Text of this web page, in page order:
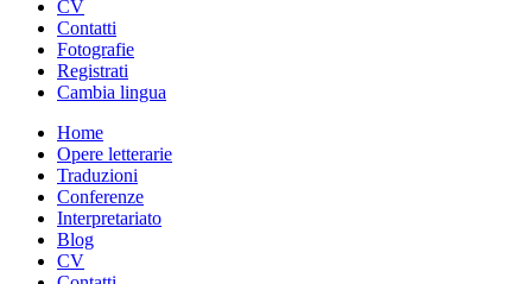
CV
Contatti
Fotografie
Registrati
Cambia lingua
Home
Opere letterarie
Traduzioni
Conferenze
Interpretariato
Blog
CV